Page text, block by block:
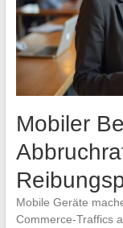
Mobiler
Mobile Geräte
Commerce-Traffics